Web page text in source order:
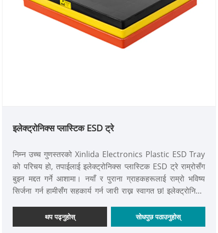
इलेक्ट्रोनिक्स प्लास्टिक ESD ट्रे
निम्न उच्च गुणस्तरको Xinlida Electronics Plastic ESD Tray
को परिचय हो, तपाईलाई इलेक्ट्रोनिक्स प्लास्टिक ESD ट्रे राम्रोसँग
बुझ्न मद्दत गर्ने आशामा। नयाँ र पुराना ग्राहकहरूलाई राम्रो भविष्य
सिर्जना गर्न हामीसँग सहकार्य गर्न जारी राख्न स्वागत छ! इलेक्ट्रोनिक्स
इलेक्ट्रोनिक र दूरसंचारमा प्रयोग हुने इलेक्ट्रोस्टेटिक-संवेदनशील
इलेक्ट्रोनिक कम्पोनेन्टहरूको लागि सुरक्षित ह्यान्डलिंग र यातायात
थप पढ्नुहोस् सोधपुछ पठाउनुहोस्